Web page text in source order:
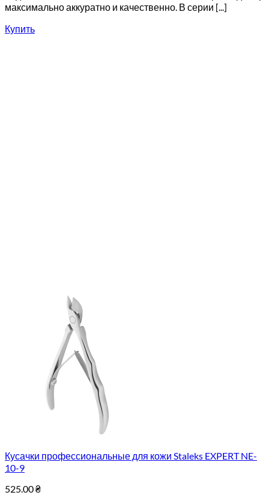
максимально аккуратно и качественно. В серии [...]
Купить
Кусачки профессиональные для кожи Staleks EXPERT NE-
10-9
525.00₴